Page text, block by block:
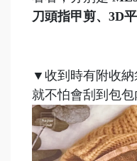
刀頭指甲剪、3D
▼ 收到時有附收
就不怕會刮到包包